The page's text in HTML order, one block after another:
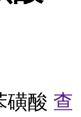
磺酸 查